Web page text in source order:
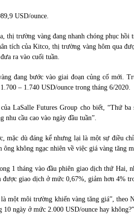
USD/ounce.
thị trường vàng đang nhanh chóng phục hồi
tích của Kitco, thị trường vàng hôm qua
ra vào cuối tuần.
đang bước vào giai đoạn củng cố mới.
– 1.740 USD/ounce trong tháng 6/2020.
LaSalle Futures Group cho biết, “Thứ
cầu cao vào ngày đầu tuần”.
mặc dù đáng kể nhưng lại là một sự điều
không ngạc nhiên về việc giá vàng tăng
1 tháng vào đầu phiên giao dịch thứ Hai,
giao dịch ở mức 0,67%, giảm hơn 4%
một môi trường khiến vàng tăng giá”, theo
ngày ở mức 2.000 USD/ounce hay không?”.